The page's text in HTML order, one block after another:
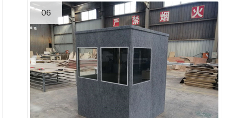
06